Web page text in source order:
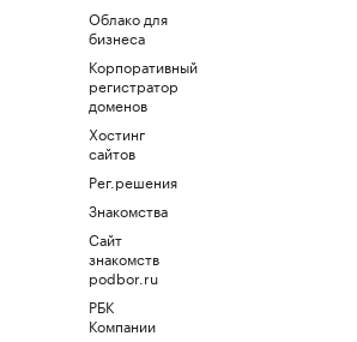
Облако для
бизнеса
Корпоративный
регистратор
доменов
Хостинг
сайтов
Рег.решения
Знакомства
Сайт
знакомств
podbor.ru
РБК
Компании